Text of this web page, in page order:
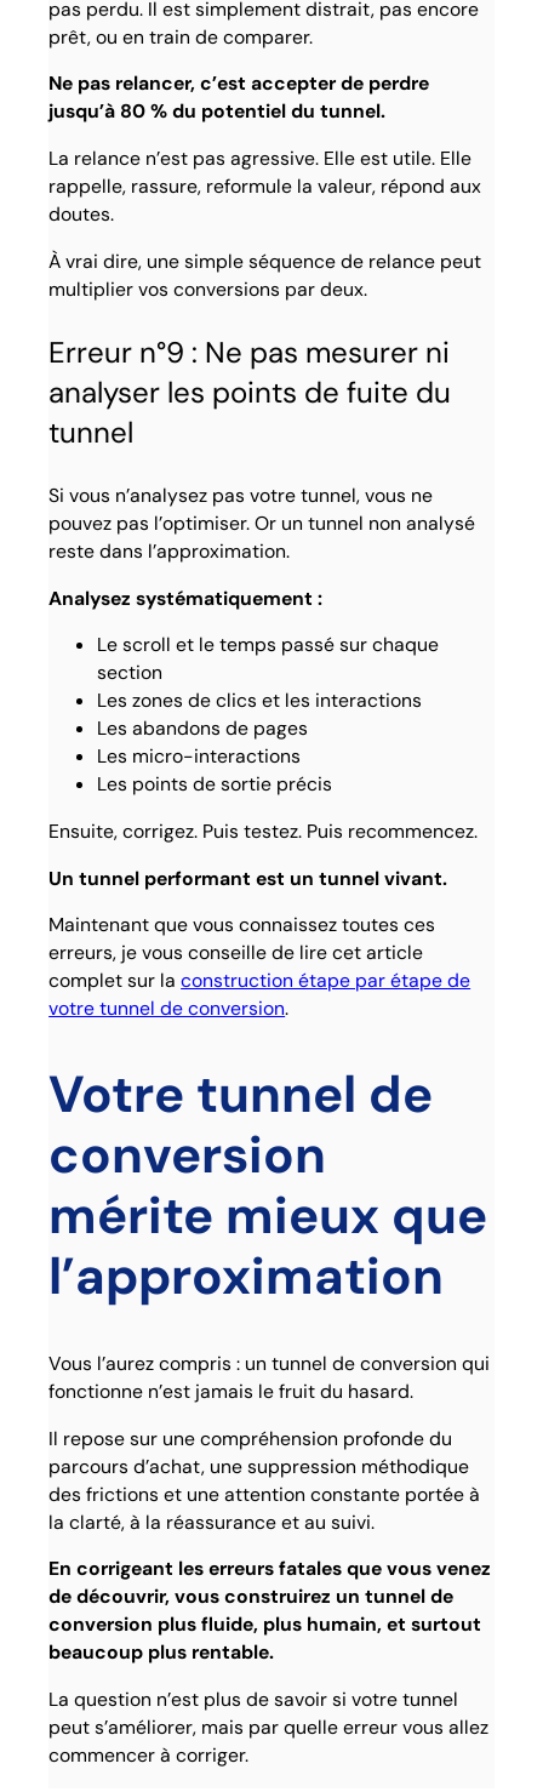
pas perdu. Il est simplement distrait, pas encore
prêt, ou en train de comparer.
Ne pas relancer, c’est accepter de perdre
jusqu’à 80 % du potentiel du tunnel.
La relance n’est pas agressive. Elle est utile. Elle
rappelle, rassure, reformule la valeur, répond aux
doutes.
À vrai dire, une simple séquence de relance peut
multiplier vos conversions par deux.
Erreur n°9 : Ne pas mesurer ni
analyser les points de fuite du
tunnel
Si vous n’analysez pas votre tunnel, vous ne
pouvez pas l’optimiser. Or un tunnel non analysé
reste dans l’approximation.
Analysez systématiquement :
Le scroll et le temps passé sur chaque
section
Les zones de clics et les interactions
Les abandons de pages
Les micro-interactions
Les points de sortie précis
Ensuite, corrigez. Puis testez. Puis recommencez.
Un tunnel performant est un tunnel vivant.
Maintenant que vous connaissez toutes ces
erreurs, je vous conseille de lire cet article
complet sur laconstruction étape par étape de
votre tunnel de conversion.
Votre tunnel de
conversion
mérite mieux que
l’approximation
Vous l’aurez compris : un tunnel de conversion qui
fonctionne n’est jamais le fruit du hasard.
Il repose sur une compréhension profonde du
parcours d’achat, une suppression méthodique
des frictions et une attention constante portée à
la clarté, à la réassurance et au suivi.
En corrigeant les erreurs fatales que vous venez
de découvrir, vous construirez un tunnel de
conversion plus fluide, plus humain, et surtout
beaucoup plus rentable.
La question n’est plus de savoir si votre tunnel
peut s’améliorer, mais par quelle erreur vous allez
commencer à corriger.